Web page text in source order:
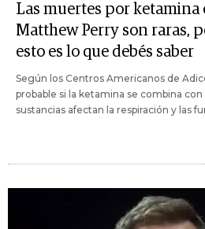
Las muertes por ketamina
Matthew Perry son raras,
esto es lo que debés saber
Según los Centros Americanos de
probable si la ketamina se combina
sustancias afectan la respiración y las